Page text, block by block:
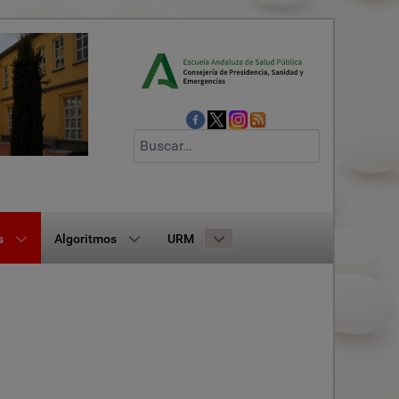
Algoritmos URM